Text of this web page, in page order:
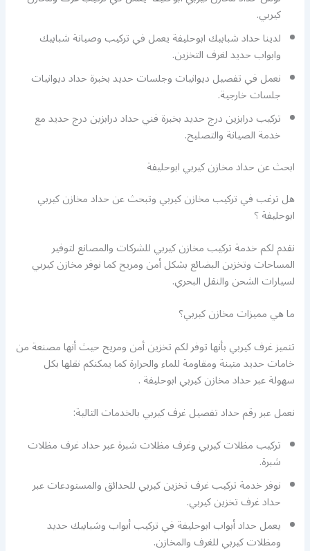
كيربي.
لدينا حداد شبابيك ابوحليفة يعمل في تركيب وصيانة شبابيك
وابواب حديد لغرف التخزين.
نعمل في تفصيل ديوانيات وجلسات حديد بخبرة حداد ديوانيات
جلسات خارجية.
تركيب درابزين درج حديد بخبرة فني حداد درابزين درج حديد مع
خدمة الصيانة والتصليح.
ابحث عن حداد مخازن كيربي ابوحليفة
هل ترغب في تركيب مخازن كيربي وتبحث عن حداد مخازن كيربي
ابوحليفة ؟
نقدم لكم خدمة تركيب مخازن كيربي للشركات والمصانع لتوفير
المساحات وتخزين البضائع بشكل أمن ومريح كما نوفر مخازن كيربي
لسيارات الشحن والنقل البحري.
ما هي مميزات مخازن كيربي؟
تتميز غرف كيربي بأنها توفر لكم تخزين أمن ومريح حيث أنها مصنعة من
خامات حديد متينة ومقاومة للماء والحرارة كما يمكنكم نقلها بكل
سهولة عبر حداد مخازن كيربي ابوحليفة .
نعمل عبر رقم حداد تفصيل غرف كيربي بالخدمات التالية:
تركيب مظلات كيربي وغرف مظلات شبرة عبر حداد غرف مظلات
شبرة.
نوفر خدمة تركيب غرف تخزين كيربي للحدائق والمستودعات عبر
حداد غرف تخزين كيربي.
يعمل حداد أبواب ابوحليفة في تركيب أبواب وشبابيك حديد
ومظلات كيربي للغرف والمخازن.